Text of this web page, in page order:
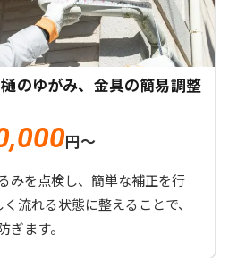
樋のゆがみ、金具の簡易調整
円～
みを点検し、簡単な補正を行
流れる状態に整えることで、
ぎます。